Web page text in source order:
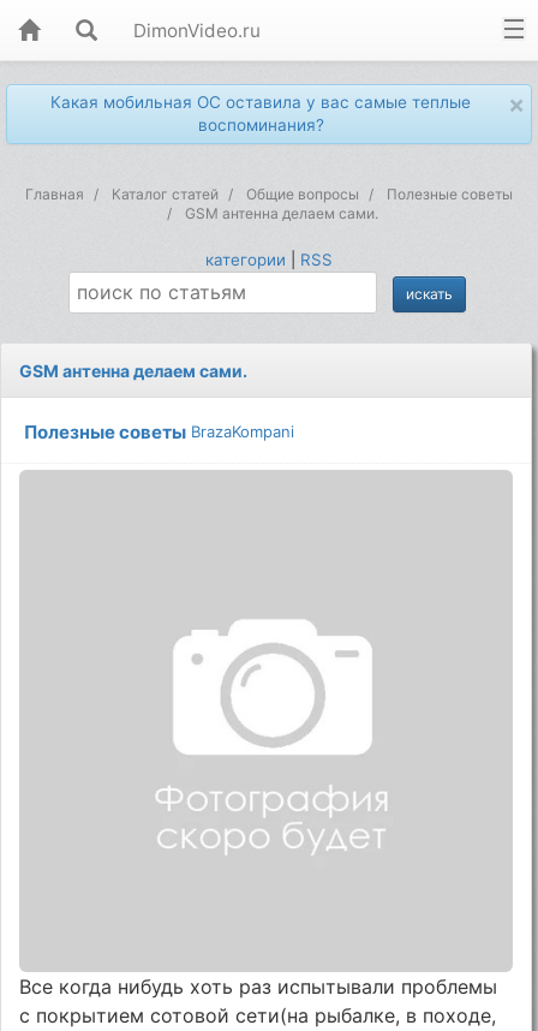
DimonVideo.ru
×
Какая мобильная ОС оставила у вас самые теплые
воспоминания?
Главная Каталог статей Общие вопросы
Полезные советы
GSM антенна делаем сами.
категории RSS
GSM антенна делаем сами.
Полезные советы BrazaKompani
Все когда нибудь хоть раз испытывали проблемы
с покрытием сотовой сети(на рыбалке, в походе,